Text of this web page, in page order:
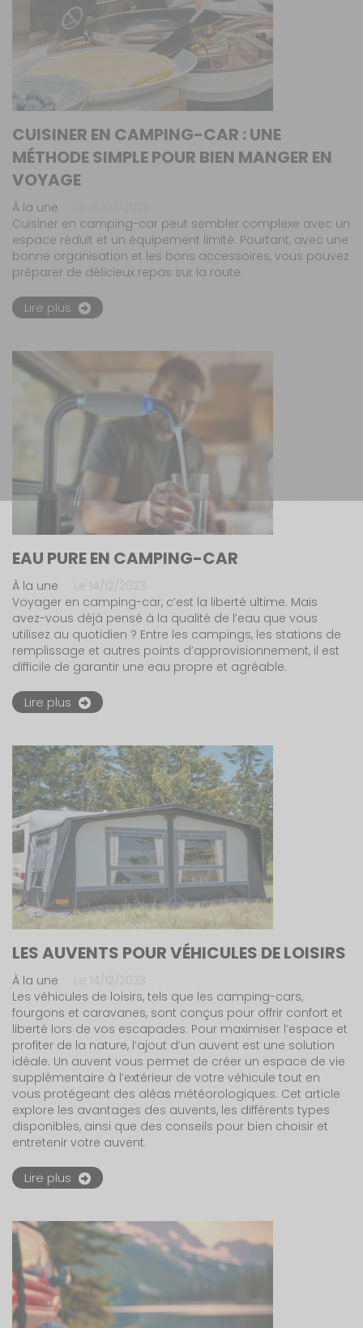
CUISINER EN CAMPING-CAR : UNE
MÉTHODE SIMPLE POUR BIEN MANGER EN
VOYAGE
À la une
Cuisiner en camping-car peut sembler complexe avec un
espace réduit et un équipement limité. Pourtant, avec une
bonne organisation et les bons accessoires, vous pouvez
préparer de délicieux repas sur la route.
Lire plus
EAU PURE EN CAMPING-CAR
À la une
Le 14/12/2023
Voyager en camping-car, c’est la liberté ultime. Mais
avez-vous déjà pensé à la qualité de l’eau que vous
utilisez au quotidien ? Entre les campings, les stations de
remplissage et autres points d’approvisionnement, il est
difficile de garantir une eau propre et agréable.
Lire plus
LES AUVENTS POUR VÉHICULES DE LOISIRS
À la une
Le 14/12/2023
Les véhicules de loisirs, tels que les camping-cars,
fourgons et caravanes, sont conçus pour offrir confort et
liberté lors de vos escapades. Pour maximiser l’espace et
profiter de la nature, l’ajout d’un auvent est une solution
idéale. Un auvent vous permet de créer un espace de vie
supplémentaire à l’extérieur de votre véhicule tout en
vous protégeant des aléas météorologiques. Cet article
explore les avantages des auvents, les différents types
disponibles, ainsi que des conseils pour bien choisir et
entretenir votre auvent.
Lire plus